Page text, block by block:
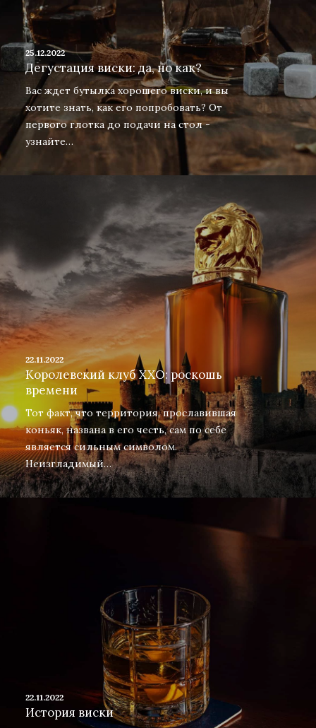
25.12.2022
Дегустация виски: да, но как?
Вас ждет бутылка хорошего виски, и вы
хотите знать, как его попробовать? От
первого глотка до подачи на стол -
узнайте…
22.11.2022
Королевский клуб XXO: роскошь
времени
Тот факт, что территория, прославившая
коньяк, названа в его честь, сам по себе
является сильным символом.
Неизгладимый…
22.11.2022
История виски